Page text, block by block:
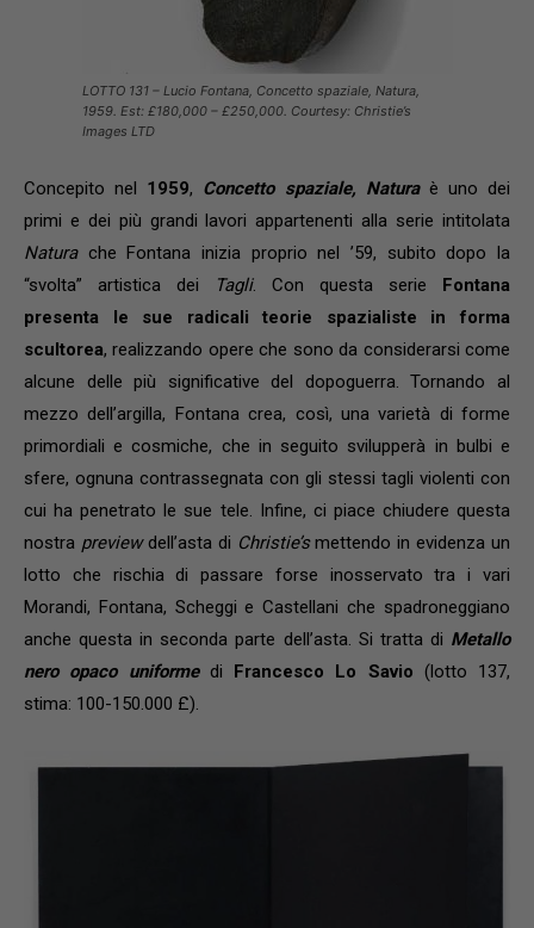
LOTTO 131 – Lucio Fontana, Concetto spaziale, Natura,
1959. Est: £180,000 – £250,000. Courtesy: Christie’s
Images LTD
Concepito nel 1959, Concetto spaziale, Naturaè uno dei
primi e dei più grandi lavori appartenenti alla serie intitolata
Naturache Fontana inizia proprio nel ’59, subito dopo la
“svolta” artistica dei
Tagli. Con questa serie
Fontana
presenta le sue radicali teorie spazialiste in forma
scultorea, realizzando opere che sono da considerarsi come
alcune delle più significative del dopoguerra. Tornando al
mezzo dell’argilla, Fontana crea, così, una varietà di forme
primordiali e cosmiche, che in seguito svilupperà in bulbi e
sfere, ognuna contrassegnata con gli stessi tagli violenti con
cui ha penetrato le sue tele. Infine, ci piace chiudere questa
nostra previewdell’asta di Christie’smettendo in evidenza un
lotto che rischia di passare forse inosservato tra i vari
Morandi, Fontana, Scheggi e Castellani che spadroneggiano
anche questa in seconda parte dell’asta. Si tratta di Metallo
nero opaco uniforme di Francesco Lo Savio (lotto 137,
stima: 100-150.000 £).